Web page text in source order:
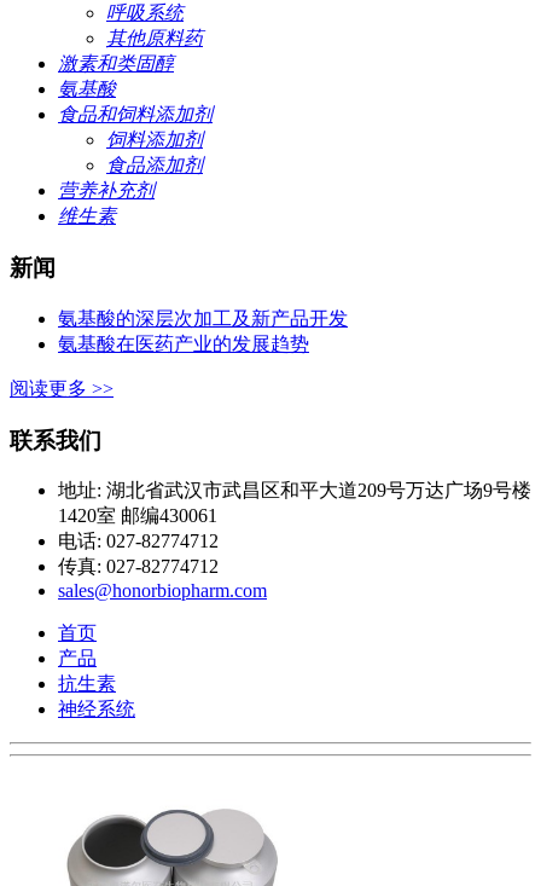
呼吸系统
其他原料药
激素和类固醇
氨基酸
食品和饲料添加剂
饲料添加剂
食品添加剂
营养补充剂
维生素
新闻
氨基酸的深层次加工及新产品开发
氨基酸在医药产业的发展趋势
阅读更多 >>
联系我们
地址: 湖北省武汉市武昌区和平大道209号万达广场9号楼
1420室 邮编430061
电话: 027-82774712
传真: 027-82774712
sales@honorbiopharm.com
首页
产品
抗生素
神经系统